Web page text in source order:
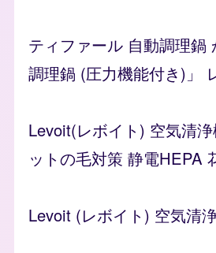
ティファール 自動調理鍋
調理鍋 (圧力機能付き)」
Levoit(レボイト) 空気清
ットの毛対策 静電HEPA
Levoit (レボイト) 空気清